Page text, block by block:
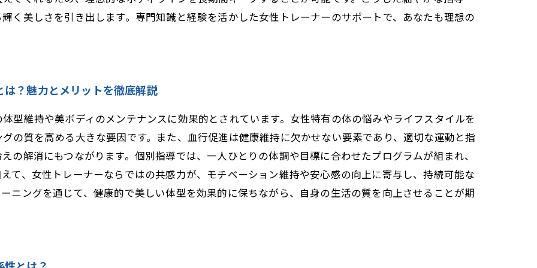
く美しさを引き出します。専門知識と経験を活かした女性トレーナーのサポートで、あなたも理想の
？魅力とメリットを徹底解説
型維持や美ボディのメンテナンスに効果的とされています。女性特有の体の悩みやライフスタイルを
の質を高める大きな要因です。また、血行促進は健康維持に欠かせない要素であり、適切な運動と指
の解消にもつながります。個別指導では、一人ひとりの体調や目標に合わせたプログラムが組まれ、
て、女性トレーナーならではの共感力が、モチベーション維持や安心感の向上に寄与し、持続可能な
ニングを通じて、健康的で美しい体型を効果的に保ちながら、自身の生活の質を向上させることが期